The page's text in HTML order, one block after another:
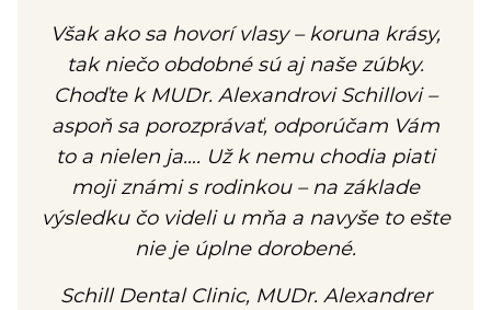
Však ako sa hovorí vlasy – koruna krásy,
tak niečo obdobné sú aj naše zúbky.
Choďte k MUDr. Alexandrovi Schillovi –
aspoň sa porozprávať, odporúčam Vám
to a nielen ja…. Už k nemu chodia piati
moji známi s rodinkou – na základe
výsledku čo videli u mňa a navyše to ešte
nie je úplne dorobené.
Schill Dental Clinic, MUDr. Alexandrer